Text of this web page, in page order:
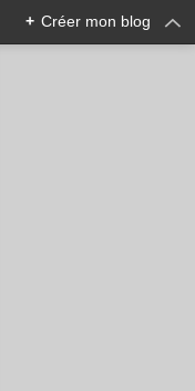
+ Créer mon blog